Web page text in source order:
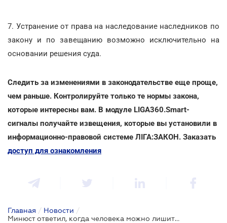
7. Устранение от права на наследование наследников по
закону и по завещанию возможно исключительно на
основании решения суда.
Следить за изменениями в законодательстве еще проще,
чем раньше. Контролируйте только те нормы закона,
которые интересны вам. В модуле LIGA360.Smart-
сигналы получайте извещения, которые вы установили в
информационно-правовой системе ЛІГА:ЗАКОН. Заказать
доступ для ознакомления
Главная / Новости /
Минюст ответил, когда человека можно лишить права на наследство